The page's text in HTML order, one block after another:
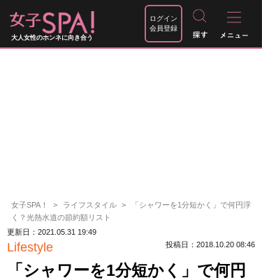
大人女性のホンネに向き合う
ログイン
会員登録
女子SPA！ ライフスタイル
「シャワーを1分短かく」で何円浮
く？光熱水道の節約額リスト
更新日：2021.05.31 19:49
Lifestyle 投稿日：2018.10.20 08:46
「シャワーを1分短かく」で何円